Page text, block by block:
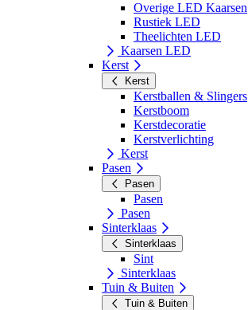
Overige LED Kaarsen
Rustiek LED
Theelichten LED
Kaarsen LED
Kerst
Kerst
Kerstballen & Slingers
Kerstboom
Kerstdecoratie
Kerstverlichting
Kerst
Pasen
Pasen
Pasen
Pasen
Sinterklaas
Sinterklaas
Sint
Sinterklaas
Tuin & Buiten
Tuin & Buiten